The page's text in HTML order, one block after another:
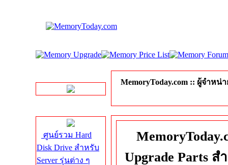
ศูนย์รวม Hard
Disk Drive สำหรับ
Server รุ่นต่าง ๆ
MemoryToday.com :: ผู้จำหน่
Upgrade Parts